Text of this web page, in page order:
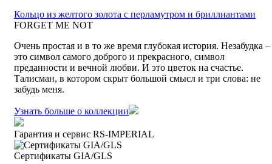
Кольцо из желтого золота с перламутром и бриллиантами
FORGET ME NOT
Oчень простая и в то же время глубокая история. Незабудка –
это символ самого доброго и прекрасного, символ
преданности и вечной любви. И это цветок на счастье.
Талисман, в котором скрыт большой смысл и три слова: не
забудь меня.
Узнать больше о коллекции
Гарантия и сервис RS‑IMPERIAL
Сертификаты GIA/GLS